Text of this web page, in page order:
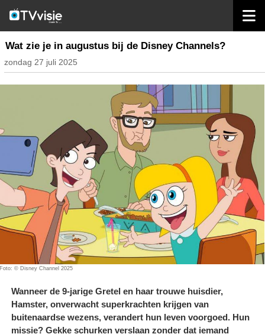
inhoud nederland
Wat zie je in augustus bij de Disney Channels?
zondag 27 juli 2025
Foto: © Disney Channel 2025
Wanneer de 9-jarige Gretel en haar trouwe huisdier,
Hamster, onverwacht superkrachten krijgen van
buitenaardse wezens, verandert hun leven voorgoed. Hun
missie? Gekke schurken verslaan zonder dat iemand